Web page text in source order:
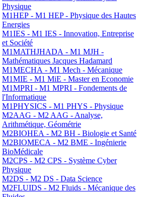
Physique
M1HEP - M1 HEP - Physique des Hautes
Energies
M1IES - M1 IES - Innovation, Entreprise
et Société
M1MATHJHADA - M1 MJH -
Mathématiques Jacques Hadamard
M1MECHA - M1 Mech - Mécanique
M1MIE - M1 MiE - Master en Economie
M1MPRI - M1 MPRI - Fondements de
l'Informatique
M1PHYSICS - M1 PHYS - Physique
M2AAG - M2 AAG - Analyse,
Arithmétique, Géométrie
M2BIOHEA - M2 BH - Biologie et Santé
M2BIOMECA - M2 BME - Ingénierie
BioMédicale
M2CPS - M2 CPS - Système Cyber
Physique
M2DS - M2 DS - Data Science
M2FLUIDS - M2 Fluids - Mécanique des